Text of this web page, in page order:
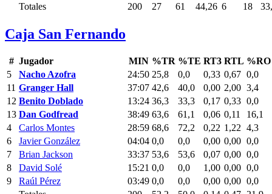
Totales
200 27 61 44,26 6 18
Caja San Fernando
# Jugador MIN %TR %TE RT3 RTL %RO
5
Nacho Azofra 24:50 25,8 0,0 0,33 0,67 0,0
11 Granger Hall 37:07 42,6 40,0 0,00 2,00 3,4
12 Benito Doblado 13:24 36,3 33,3 0,17 0,33 0,0
13 Dan Godfread 38:49 63,6 61,1 0,06 0,11
16,1
4
Carlos Montes 28:59 68,6 72,2 0,22 1,22 4,3
6
Javier González 04:04 0,0 0,0 0,00 0,00 0,0
7
Brian Jackson 33:37 53,6 53,6 0,07 0,00 0,0
8
David Solé 15:21 0,0 0,0 1,00 0,00 0,0
9
Raúl Pérez 03:49 0,0 0,0 0,00 0,00 0,0